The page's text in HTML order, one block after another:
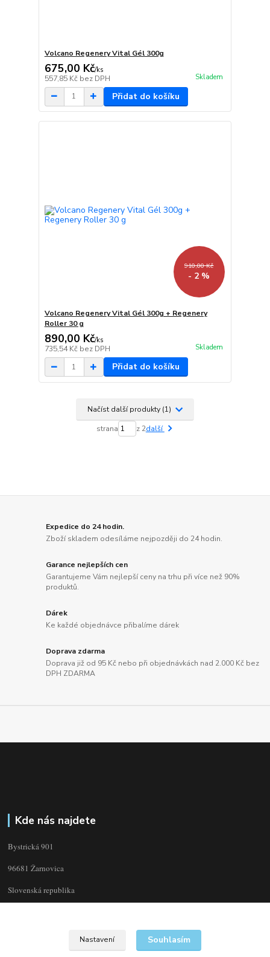
Volcano Regenery Vital Gél 300g
675,00 Kč/ks
557,85 Kč bez DPH Skladem
Přidat do košíku
910,00 Kč
- 2 %
Volcano Regenery Vital Gél 300g + Regenery
Roller 30 g
890,00 Kč/ks
735,54 Kč bez DPH Skladem
Přidat do košíku
Načíst další produkty (1)
strana z 2další
Expedice do 24 hodin.
Zboží skladem odesíláme nejpozději do 24 hodin.
Garance nejlepších cen
Garantujeme Vám nejlepší ceny na trhu při více než 90%
produktů.
Dárek
Ke každé objednávce přibalíme dárek
Doprava zdarma
Doprava již od 95 Kč nebo při objednávkách nad 2.000 Kč bez
DPH ZDARMA
Kde nás najdete
Bystrická 901
96681 Žarnovica
Slovenská republika
Nastavení Souhlasím